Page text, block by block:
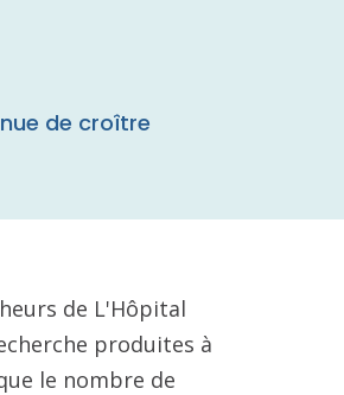
de croître
de L'Hôpital
produites à
le nombre de